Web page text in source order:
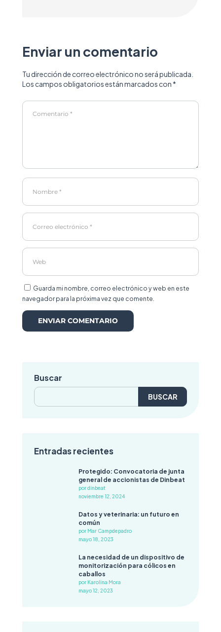
Enviar un comentario
Tu dirección de correo electrónico no será publicada.
Los campos obligatorios están marcados con *
Guarda mi nombre, correo electrónico y web en este
navegador para la próxima vez que comente.
Buscar
Buscar:
Entradas recientes
Protegido: Convocatoria de junta
general de accionistas de Dinbeat
por dinbeat
noviembre 12, 2024
Datos y veterinaria: un futuro en
común
por Mar Campdepadro
mayo 18, 2023
La necesidad de un dispositivo de
monitorización para cólicos en
caballos
por Karolina Mora
mayo 12, 2023